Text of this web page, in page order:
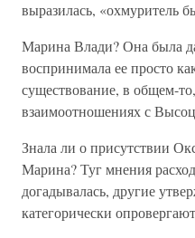
выразилась, «охмуритель
Марина Влади? Она была
воспринимала ее просто
существование, в общем-
взаимоотношениях с
Знала ли о присутствии
Марина? Туг мнения
догадывалась, другие
категорически